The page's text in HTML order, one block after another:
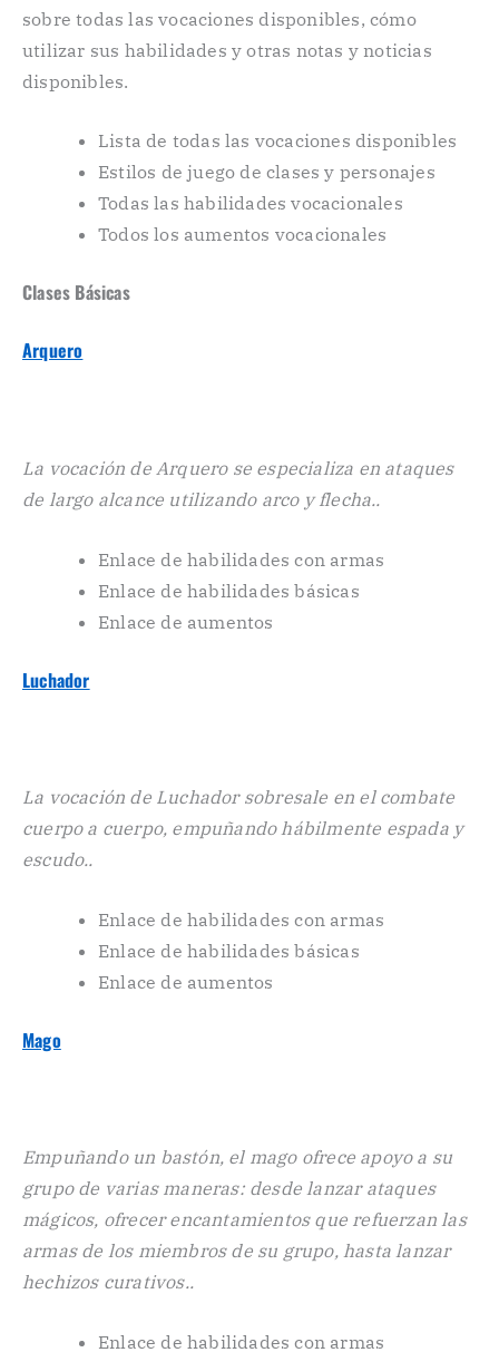
sobre todas las vocaciones disponibles, cómo
utilizar sus habilidades y otras notas y noticias
disponibles.
Lista de todas las vocaciones disponibles
Estilos de juego de clases y personajes
Todas las habilidades vocacionales
Todos los aumentos vocacionales
Clases Básicas
Arquero
La vocación de Arquero se especializa en ataques
de largo alcance utilizando arco y flecha..
Enlace de habilidades con armas
Enlace de habilidades básicas
Enlace de aumentos
Luchador
La vocación de Luchador sobresale en el combate
cuerpo a cuerpo, empuñando hábilmente espada y
escudo..
Enlace de habilidades con armas
Enlace de habilidades básicas
Enlace de aumentos
Mago
Empuñando un bastón, el mago ofrece apoyo a su
grupo de varias maneras: desde lanzar ataques
mágicos, ofrecer encantamientos que refuerzan las
armas de los miembros de su grupo, hasta lanzar
hechizos curativos..
Enlace de habilidades con armas